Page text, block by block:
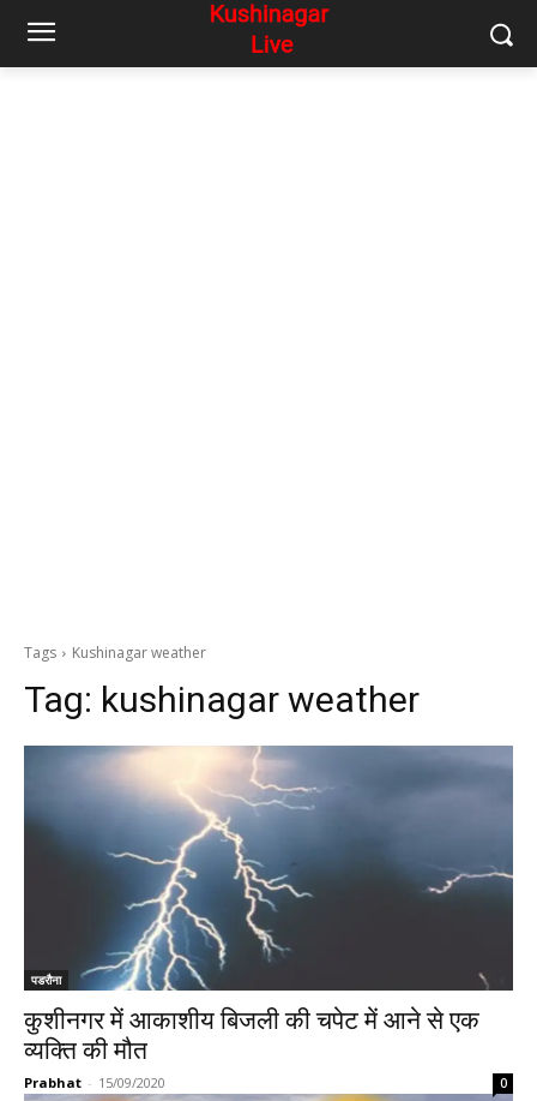
Tags Kushinagar weather
Tag: kushinagar weather
पडरौना
कुशीनगर में आकाशीय बिजली की चपेट में आने से एक
व्यक्ति की मौत
Prabhat - 15/09/2020 0